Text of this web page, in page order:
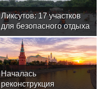
Ликсутов: 17 участков
для безопасного отдыха
и водного спорта
определили в Москве
Началась
реконструкция